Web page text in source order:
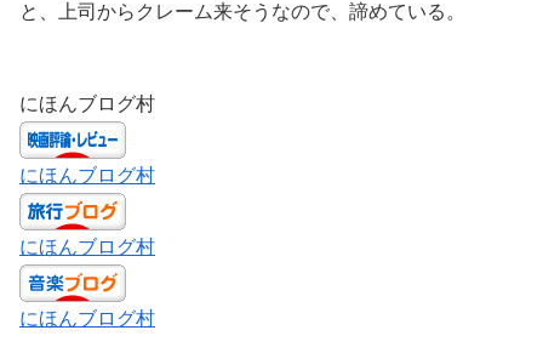
と、上司からクレーム来そうなので、諦めている。
にほんブログ村
にほんブログ村
にほんブログ村
にほんブログ村